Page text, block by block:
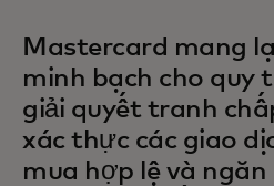
Mastercard mang
minh bạch cho quy
giải quyết tranh
xác thực các giao
mua hợp lệ và ngăn